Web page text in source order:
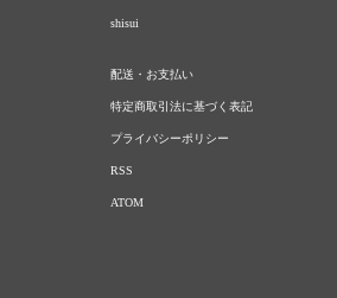
shisui
配送・お支払い
特定商取引法に基づく表記
プライバシーポリシー
RSS
ATOM